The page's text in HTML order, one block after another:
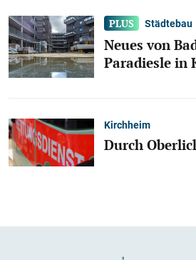
Städtebau
Neues von
Paradiesle in
Kirchheim
Durch